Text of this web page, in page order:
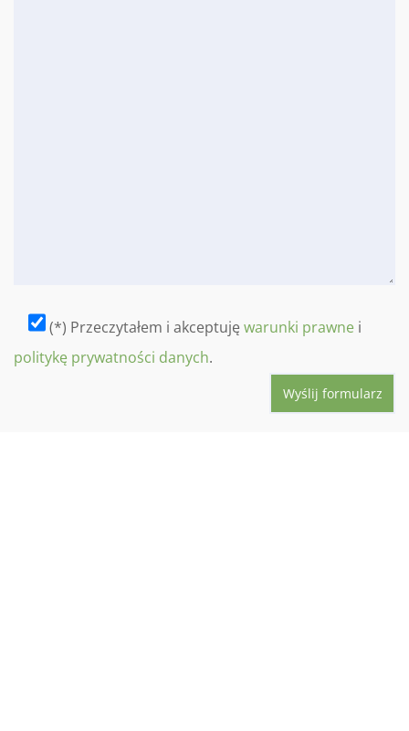
(*) Przeczytałem i akceptuję warunki prawne i
politykę prywatności danych.